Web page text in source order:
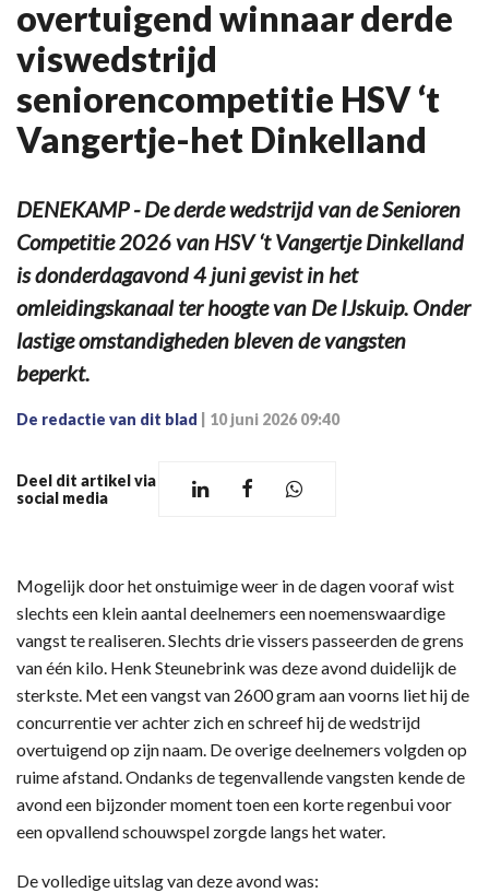
overtuigend winnaar derde
viswedstrijd
seniorencompetitie HSV ‘t
Vangertje-het Dinkelland
DENEKAMP - De derde wedstrijd van de Senioren
Competitie 2026 van HSV ‘t Vangertje Dinkelland
is donderdagavond 4 juni gevist in het
omleidingskanaal ter hoogte van De IJskuip. Onder
lastige omstandigheden bleven de vangsten
beperkt.
De redactie van dit blad 10 juni 2026 09:40
Deel dit artikel via
social media
Mogelijk door het onstuimige weer in de dagen vooraf wist
slechts een klein aantal deelnemers een noemenswaardige
vangst te realiseren. Slechts drie vissers passeerden de grens
van één kilo. Henk Steunebrink was deze avond duidelijk de
sterkste. Met een vangst van 2600 gram aan voorns liet hij de
concurrentie ver achter zich en schreef hij de wedstrijd
overtuigend op zijn naam. De overige deelnemers volgden op
ruime afstand. Ondanks de tegenvallende vangsten kende de
avond een bijzonder moment toen een korte regenbui voor
een opvallend schouwspel zorgde langs het water.
De volledige uitslag van deze avond was: